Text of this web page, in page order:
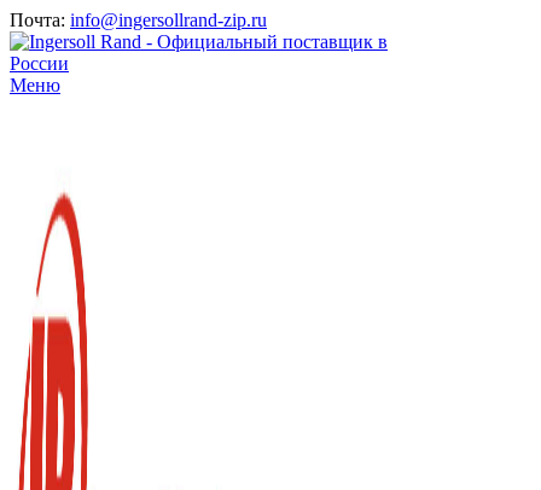
Почта: info@ingersollrand-zip.ru
Меню